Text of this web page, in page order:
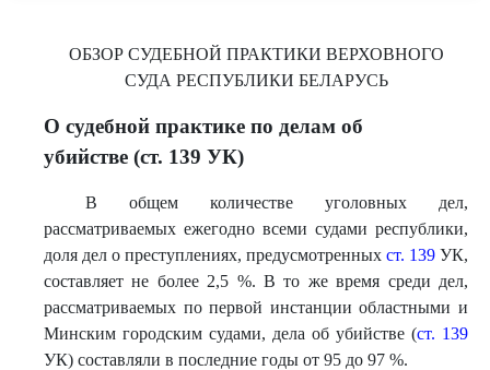
ОБЗОР СУДЕБНОЙ ПРАКТИКИ ВЕРХОВНОГО
СУДА РЕСПУБЛИКИ БЕЛАРУСЬ
О судебной практике по делам об
убийстве (ст. 139 УК)
В общем количестве уголовных дел,
рассматриваемых ежегодно всеми судами республики,
доля дел о преступлениях, предусмотренных ст. 139 УК,
составляет не более 2,5 %. В то же время среди дел,
рассматриваемых по первой инстанции областными и
Минским городским судами, дела об убийстве (ст. 139
УК) составляли в последние годы от 95 до 97 %.